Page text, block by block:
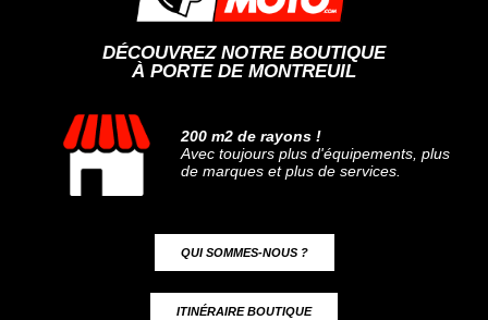
DÉCOUVREZ NOTRE BOUTIQUE
À PORTE DE MONTREUIL
200 m2 de rayons !
Avec toujours plus d'équipements, plus
de marques et plus de services.
QUI SOMMES-NOUS ?
ITINÉRAIRE BOUTIQUE